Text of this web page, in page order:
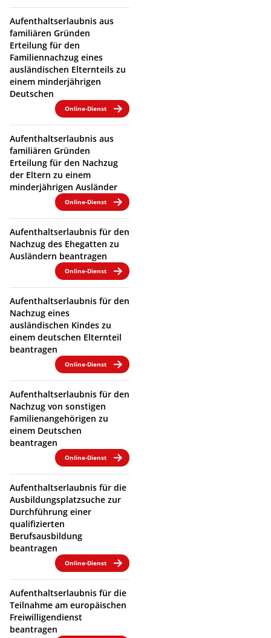
Aufenthaltserlaubnis aus
familiären Gründen
Erteilung für den
Familiennachzug eines
ausländischen Elternteils zu
einem minderjährigen
Deutschen
Online-Dienst
Aufenthaltserlaubnis aus
familiären Gründen
Erteilung für den Nachzug
der Eltern zu einem
minderjährigen Ausländer
Online-Dienst
Aufenthaltserlaubnis für den
Nachzug des Ehegatten zu
Ausländern beantragen
Online-Dienst
Aufenthaltserlaubnis für den
Nachzug eines
ausländischen Kindes zu
einem deutschen Elternteil
beantragen
Online-Dienst
Aufenthaltserlaubnis für den
Nachzug von sonstigen
Familienangehörigen zu
einem Deutschen
beantragen
Online-Dienst
Aufenthaltserlaubnis für die
Ausbildungsplatzsuche zur
Durchführung einer
qualifizierten
Berufsausbildung
beantragen
Online-Dienst
Aufenthaltserlaubnis für die
Teilnahme am europäischen
Freiwilligendienst
beantragen